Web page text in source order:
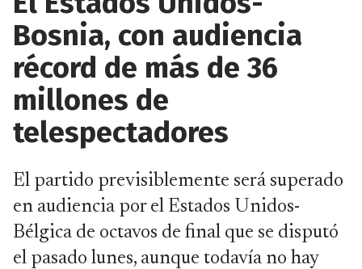
Bosnia, con audiencia
récord de más de 36
millones de
telespectadores
El partido previsiblemente será superado
en audiencia por el Estados Unidos-
Bélgica de octavos de final que se disputó
el pasado lunes, aunque todavía no hay